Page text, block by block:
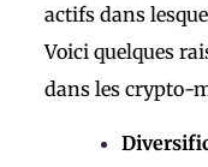
actifs dans
Voici quelques
dans les crypto-